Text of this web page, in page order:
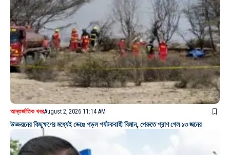
আন্তর্জাতিক খবরAugust 2, 2026 11:14 AM
উড্ডয়নের কিছুক্ষণের মধ্যেই ভেঙে পড়ল পর্যটকবাহী বিমান, পেরুতে প্রাণ গেল ১৩ জনের